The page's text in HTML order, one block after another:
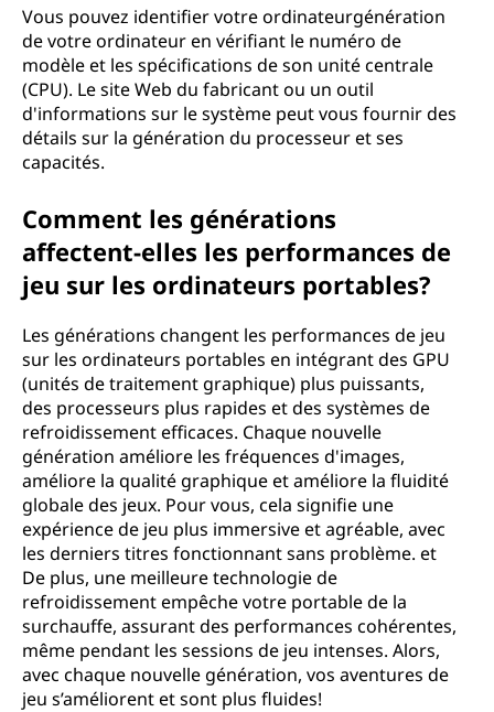
Vous pouvez identifier votre ordinateurgénération
de votre ordinateur en vérifiant le numéro de
modèle et les spécifications de son unité centrale
(CPU). Le site Web du fabricant ou un outil
d'informations sur le système peut vous fournir des
détails sur la génération du processeur et ses
capacités.
Comment les générations
affectent-elles les performances de
jeu sur les ordinateurs portables?
Les générations changent les performances de jeu
sur les ordinateurs portables en intégrant des GPU
(unités de traitement graphique) plus puissants,
des processeurs plus rapides et des systèmes de
refroidissement efficaces. Chaque nouvelle
génération améliore les fréquences d'images,
améliore la qualité graphique et améliore la fluidité
globale des jeux. Pour vous, cela signifie une
expérience de jeu plus immersive et agréable, avec
les derniers titres fonctionnant sans problème. et
De plus, une meilleure technologie de
refroidissement empêche votre portable de la
surchauffe, assurant des performances cohérentes,
même pendant les sessions de jeu intenses. Alors,
avec chaque nouvelle génération, vos aventures de
jeu s’améliorent et sont plus fluides!